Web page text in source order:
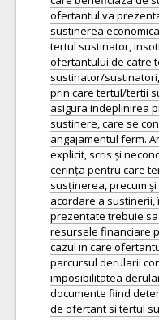
ofertantul va
sustinerea
tertul sustinator,
ofertantului de catre
sustinator/
prin care tertul/tertii
asigura indeplinirea
sustinere, care se
angajamentul ferm.
explicit, scris și
cerința pentru care
susținerea, precum
acordare a sustinerii,
prezentate trebuie
resursele financiare
cazul in care
parcursul derularii
imposibilitatea
documente fiind
de ofertant si tertul